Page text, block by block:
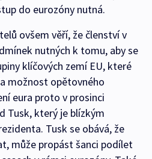
do eurozóny nutná.
ovšem věří, že členství v
nutných k tomu, aby se
klíčových zemí EU, které
možnost opětovného
eura proto v prosinci
Tusk, který je blízkým
Tusk se obává, že
může propást šanci podílet